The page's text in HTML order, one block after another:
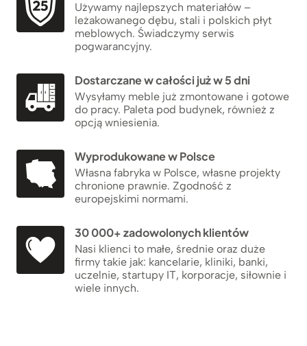
Używamy najlepszych materiałów –
leżakowanego dębu, stali i polskich płyt
meblowych. Świadczymy serwis
pogwarancyjny.
Dostarczane w całości już w 5 dni
Wysyłamy meble już zmontowane i gotowe
do pracy. Paleta pod budynek, również z
opcją wniesienia.
Wyprodukowane w Polsce
Własna fabryka w Polsce, własne projekty
chronione prawnie. Zgodność z
europejskimi normami.
30 000+ zadowolonych klientów
Nasi klienci to małe, średnie oraz duże
firmy takie jak: kancelarie, kliniki, banki,
uczelnie, startupy IT, korporacje, siłownie i
wiele innych.